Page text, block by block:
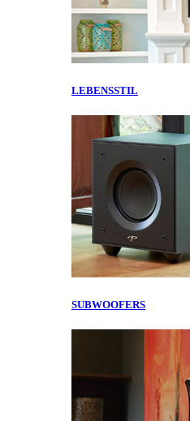
LEBENSSTIL
SUBWOOFERS